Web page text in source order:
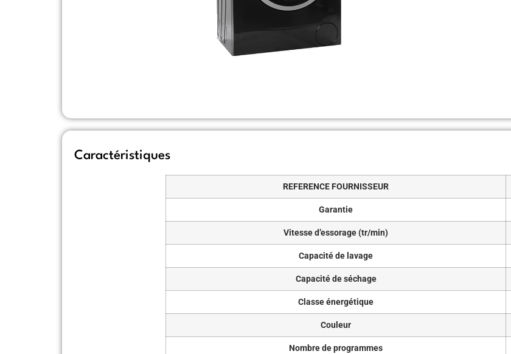
Caractéristiques
REFERENCE FOURNISSEUR
Garantie
Vitesse d’essorage (tr/min)
Capacité de lavage
Capacité de séchage
Classe énergétique
Couleur
Nombre de programmes